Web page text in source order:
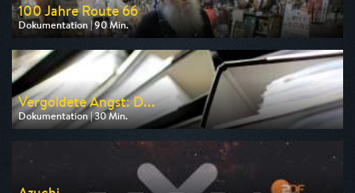
100 Jahre Route 66
Dokumentation | 90 Min.
Ausgestrahlt von arte
am 13.08.2026, 20:15
Vergoldete Angst: D...
Dokumentation | 30 Min.
Ausgestrahlt von ZDF
am 12.08.2026, 22:45